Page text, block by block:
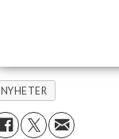
NYHETER